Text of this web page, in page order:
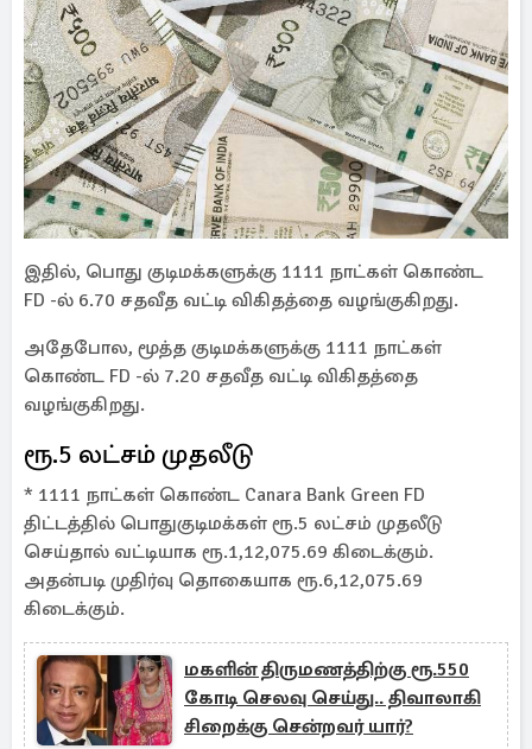
இதில், பொது குடிமக்களுக்கு 1111 நாட்கள் கொண்ட
FD -ல் 6.70 சதவீத வட்டி விகிதத்தை வழங்குகிறது.
அதேபோல, மூத்த குடிமக்களுக்கு 1111 நாட்கள்
கொண்ட FD -ல் 7.20 சதவீத வட்டி விகிதத்தை
வழங்குகிறது.
ரூ.5 லட்சம் முதலீடு
* 1111 நாட்கள் கொண்ட Canara Bank Green FD
திட்டத்தில் பொதுகுடிமக்கள் ரூ.5 லட்சம் முதலீடு
செய்தால் வட்டியாக ரூ.1,12,075.69 கிடைக்கும்.
அதன்படி முதிர்வு தொகையாக ரூ.6,12,075.69
கிடைக்கும்.
மகளின் திருமணத்திற்கு ரூ.550
கோடி செலவு செய்து.. திவாலாகி
சிறைக்கு சென்றவர் யார்?